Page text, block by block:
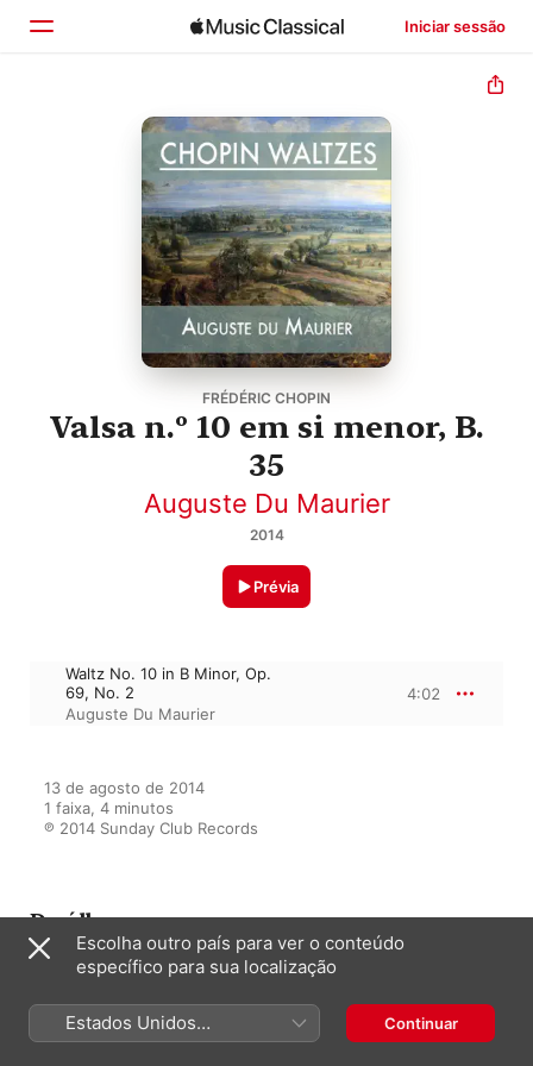
Iniciar sessão
FRÉDÉRIC CHOPIN
Valsa n.º 10 em si menor, B.
35
Auguste Du Maurier
2014
Prévia
Waltz No. 10 in B Minor, Op.
69, No. 2
Auguste Du Maurier
4:02
13 de agosto de 2014
1 faixa, 4 minutos
℗ 2014 Sunday Club Records
Do álbum
Chopin Waltzes
Auguste Du Maurier
Escolha outro país para ver o conteúdo
específico para sua localização
Estados Unidos
(Português Brasil)
Continuar